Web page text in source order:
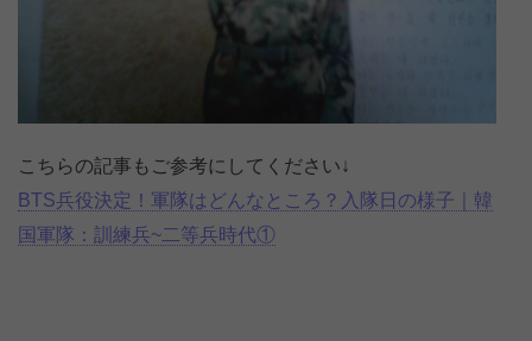
こちらの記事もご参考にしてください↓
BTS兵役決定！軍隊はどんなところ？入隊日の様子｜韓
国軍隊：訓練兵~二等兵時代①